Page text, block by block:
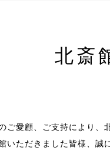
北斎
ご愛顧、ご支持により、
いただきました皆様、誠